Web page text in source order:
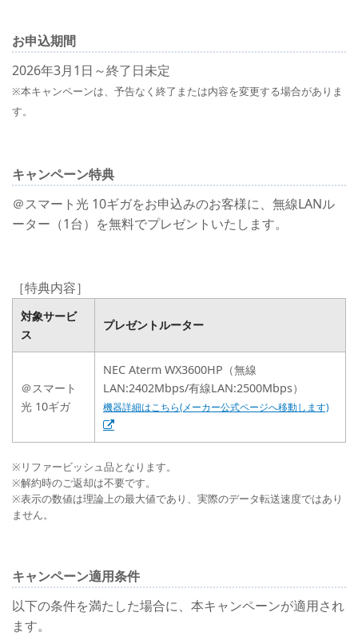
お申込期間
2026年3月1日～終了日未定
※本キャンペーンは、予告なく終了または内容を変更する場合がありま
す。
キャンペーン特典
＠スマート光 10ギガをお申込みのお客様に、無線LANル
ーター（1台）を無料でプレゼントいたします。
［特典内容］
対象サービ
ス
プレゼントルーター
＠スマート
光 10ギガ
NEC Aterm WX3600HP（無線
LAN:2402Mbps/有線LAN:2500Mbps）
機器詳細はこちら(メーカー公式ページへ移動します)
※リファービッシュ品となります。
※解約時のご返却は不要です。
※表示の数値は理論上の最大値であり、実際のデータ転送速度ではあり
ません。
キャンペーン適用条件
以下の条件を満たした場合に、本キャンペーンが適用され
ます。